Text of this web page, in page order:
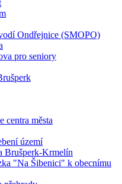
Ondřejnice (SMOPO)
pro seniory
centra města
území
Brušperk-Krmelín
"Na Šibenici" k obecnímu